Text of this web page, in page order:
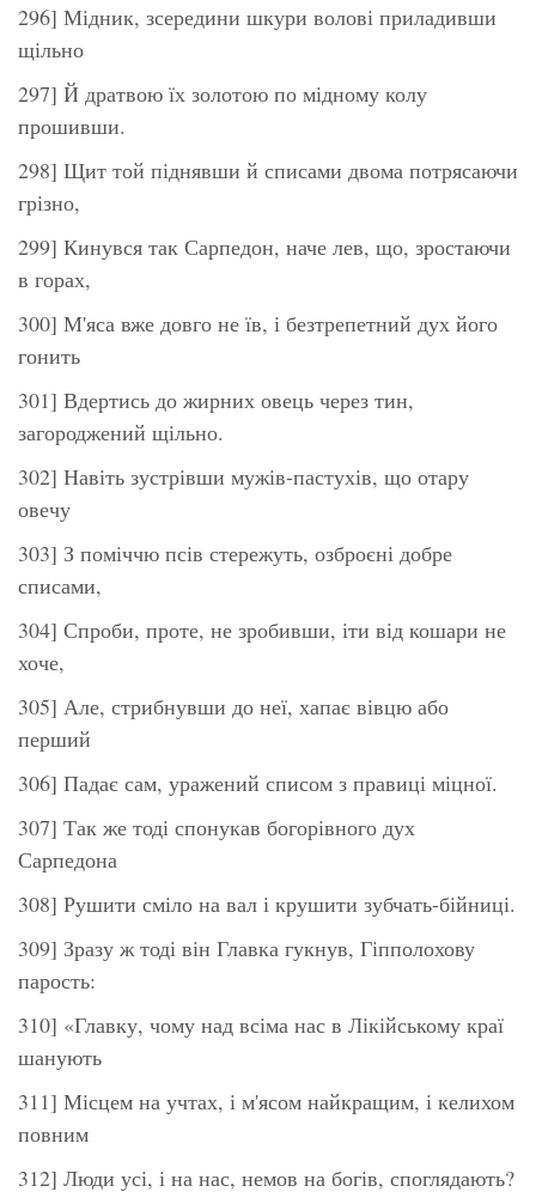
296] Мідник, зсередини шкури волові приладивши
щільно
297] Й дратвою їх золотою по мідному колу
прошивши.
298] Щит той піднявши й списами двома потрясаючи
грізно,
299] Кинувся так Сарпедон, наче лев, що, зростаючи
в горах,
300] М'яса вже довго не їв, і безтрепетний дух його
гонить
301] Вдертись до жирних овець через тин,
загороджений щільно.
302] Навіть зустрівши мужів-пастухів, що отару
овечу
303] З поміччю псів стережуть, озброєні добре
списами,
304] Спроби, проте, не зробивши, іти від кошари не
хоче,
305] Але, стрибнувши до неї, хапає вівцю або
перший
306] Падає сам, уражений списом з правиці міцної.
307] Так же тоді спонукав богорівного дух
Сарпедона
308] Рушити сміло на вал і крушити зубчать-бійниці.
309] Зразу ж тоді він Главка гукнув, Гіпполохову
парость:
310] «Главку, чому над всіма нас в Лікійському краї
шанують
311] Місцем на учтах, і м'ясом найкращим, і келихом
повним
312] Люди усі, і на нас, немов на богів, споглядають?